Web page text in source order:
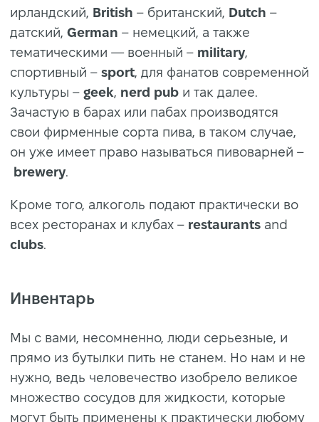
ирландский, British – британский, Dutch –
датский, German – немецкий, а также
тематическими — военный – military,
спортивный – sport, для фанатов современной
культуры – geek, nerd pub и так далее.
Зачастую в барах или пабах производятся
свои фирменные сорта пива, в таком случае,
он уже имеет право называться пивоварней –
brewery.
Кроме того, алкоголь подают практически во
всех ресторанах и клубах – restaurants and
clubs.
Инвентарь
Мы с вами, несомненно, люди серьезные, и
прямо из бутылки пить не станем. Но нам и не
нужно, ведь человечество изобрело великое
множество сосудов для жидкости, которые
могут быть применены к практически любому